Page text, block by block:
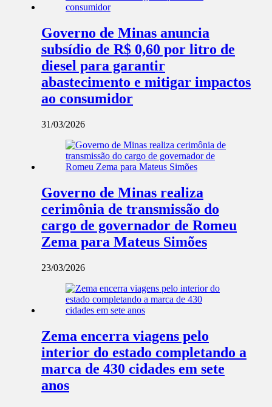
Governo de Minas anuncia
subsídio de R$ 0,60 por litro de
diesel para garantir
abastecimento e mitigar impactos
ao consumidor
31/03/2026
Governo de Minas realiza
cerimônia de transmissão do
cargo de governador de Romeu
Zema para Mateus Simões
23/03/2026
Zema encerra viagens pelo
interior do estado completando a
marca de 430 cidades em sete
anos